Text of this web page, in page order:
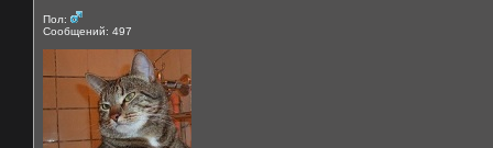
Пол:
Сообщений: 497